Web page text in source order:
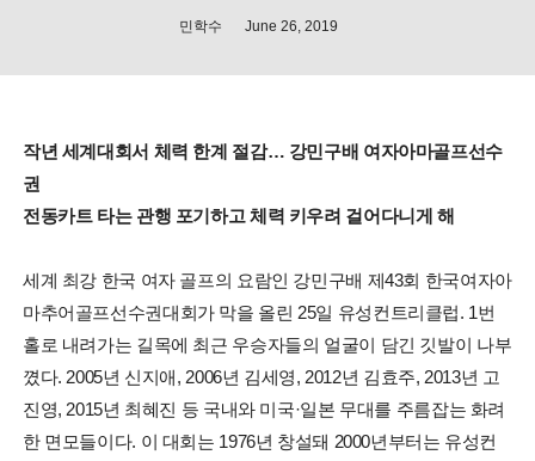
민학수 June 26, 2019
작년 세계대회서 체력 한계 절감… 강민구배 여자아마골프선수
권
전동카트 타는 관행 포기하고 체력 키우려 걸어다니게 해
세계 최강 한국 여자 골프의 요람인 강민구배 제43회 한국여자아
마추어골프선수권대회가 막을 올린 25일 유성컨트리클럽. 1번
홀로 내려가는 길목에 최근 우승자들의 얼굴이 담긴 깃발이 나부
꼈다. 2005년 신지애, 2006년 김세영, 2012년 김효주, 2013년 고
진영, 2015년 최혜진 등 국내와 미국·일본 무대를 주름잡는 화려
한 면모들이다. 이 대회는 1976년 창설돼 2000년부터는 유성컨